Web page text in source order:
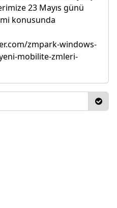
23 Mayıs günü
konusunda
zmpark-windows-
mobilite-zmleri-